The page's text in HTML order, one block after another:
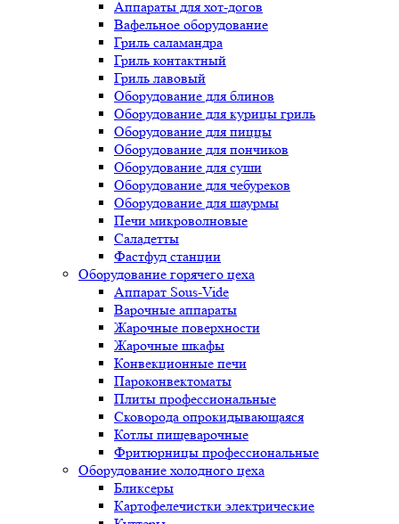
Аппараты для хот-догов
Вафельное оборудование
Гриль саламандра
Гриль контактный
Гриль лавовый
Оборудование для блинов
Оборудование для курицы гриль
Оборудование для пиццы
Оборудование для пончиков
Оборудование для суши
Оборудование для чебуреков
Оборудование для шаурмы
Печи микроволновые
Саладетты
Фастфуд станции
Оборудование горячего цеха
Аппарат Sous-Vide
Варочные аппараты
Жарочные поверхности
Жарочные шкафы
Конвекционные печи
Пароконвектоматы
Плиты профессиональные
Сковорода опрокидывающаяся
Котлы пищеварочные
Фритюрницы профессиональные
Оборудование холодного цеха
Бликсеры
Картофелечистки электрические